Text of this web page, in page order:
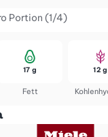
Portion (1/4)
Fett
17 g 12 g